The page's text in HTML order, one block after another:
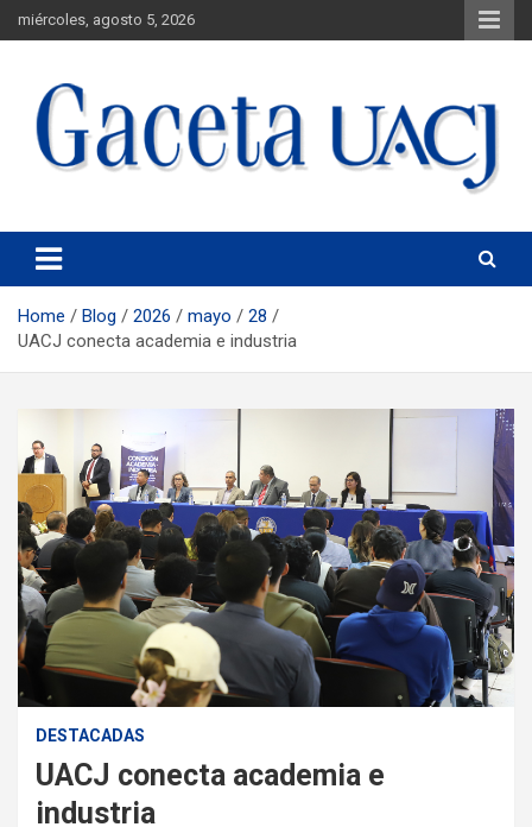
miércoles, agosto 5, 2026
Gaceta UACJ
Home Blog 2026 mayo
28
UACJ conecta academia e industria
DESTACADAS
UACJ conecta academia e
industria